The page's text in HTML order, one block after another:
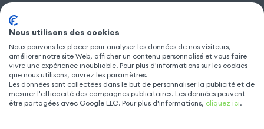
SUIVEZ NOUS
Nous utilisons des cookies
Nous pouvons les placer pour analyser les données de nos visiteurs,
améliorer notre site Web, afficher un contenu personnalisé et vous faire
vivre une expérience inoubliable. Pour plus d'informations sur les cookies
que nous utilisons, ouvrez les paramètres.
Les données sont collectées dans le but de personnaliser la publicité et de
mesurer l'efficacité des campagnes publicitaires. Les données peuvent
être partagées avec Google LLC. Pour plus d'informations, cliquez ici.